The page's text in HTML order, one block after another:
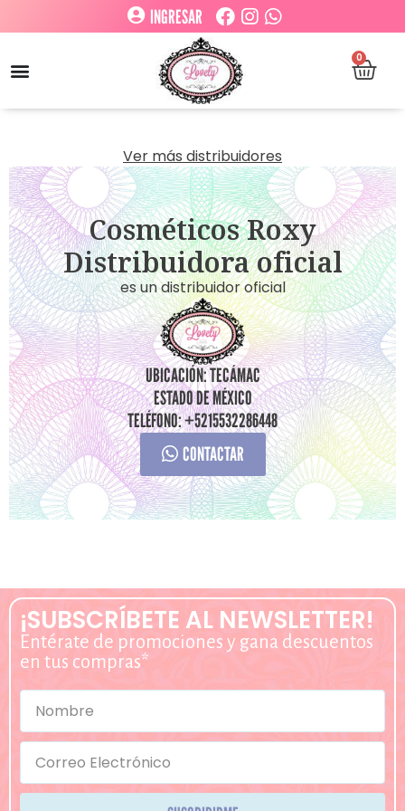
INGRESAR
0
Ver más distribuidores
Cosméticos Roxy
Distribuidora oficial
es un distribuidor oficial
UBICACIÓN: TECÁMAC
ESTADO DE MÉXICO
TELÉFONO: +5215532286448
CONTACTAR
¡SUBSCRÍBETE AL NEWSLETTER!
Entérate de promociones y gana descuentos
en tus compras*